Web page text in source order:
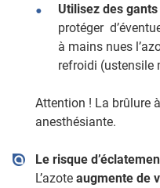
Utilisez des
protéger
à mains nues
refroidi (ustensile
Attention ! La brûlure
anesthésiante.
Le risque
L’azote augmente de